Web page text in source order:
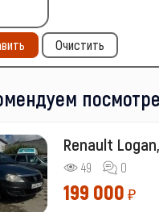
Очистить
Renault Logan,
49 0
199 000 ₽